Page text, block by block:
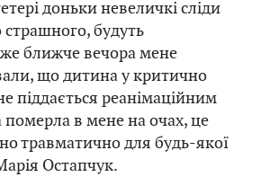
доньки невеличкі сліди
страшного, будуть
ближче вечора мене
що дитина у критично
піддається реанімаційним
в мене на очах, це
травматично для будь-якої
Остапчук.